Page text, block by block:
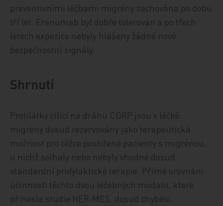
preventivními léčbami migrény zachována po dobu
tří let. Erenumab byl dobře tolerován a po třech
letech expozice nebyly hlášeny žádné nové
bezpečnostní signály.
Shrnutí
Protilátky cílící na dráhu CGRP jsou v léčbě
migrény dosud rezervovány jako terapeutická
možnost pro těžce postižené pacienty s migrénou,
u nichž selhaly nebo nebyly vhodné dosud
standardní profylaktické terapie. Přímé srovnání
účinnosti těchto dvou léčebných modalit, které
přinesla studie HER‑MES, dosud chybělo.